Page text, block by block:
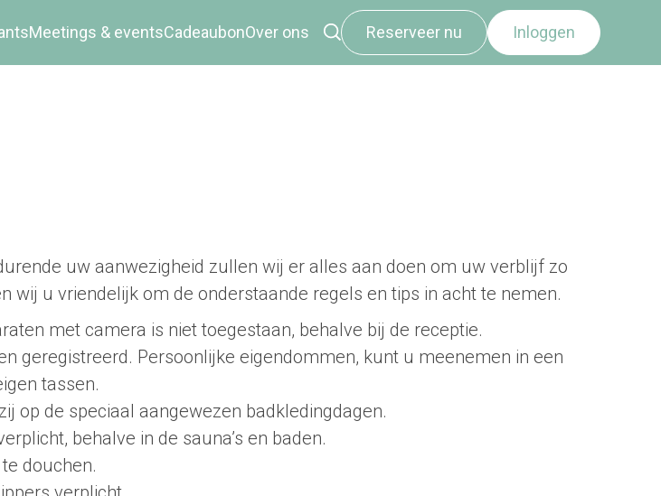
Meetings & eventsCadeaubonOver ons Reserveer nu Inloggen
uw aanwezigheid zullen wij er alles aan doen om uw verblijf zo
u vriendelijk om de onderstaande regels en tips in acht te nemen.
met camera is niet toegestaan, behalve bij de receptie.
geregistreerd. Persoonlijke eigendommen, kunt u meenemen in een
tassen.
op de speciaal aangewezen badkledingdagen.
behalve in de sauna’s en baden.
douchen.